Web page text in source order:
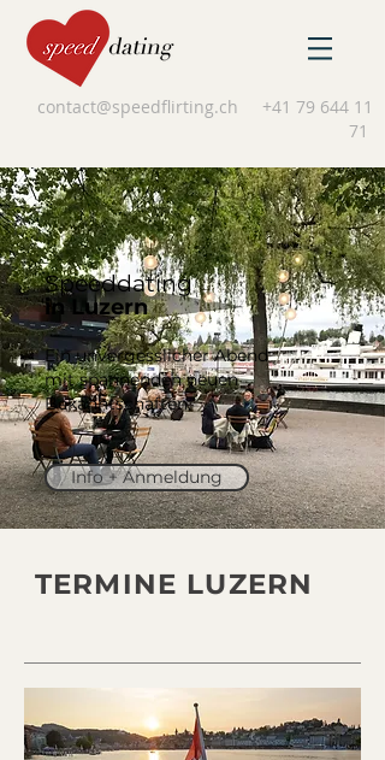
contact@speedflirting.ch
+41 79 644 11
71
Speeddating
in Luzern
Ein unvergesslicher Abend
mit spannenden neuen
Bekanntschaften.
Info + Anmeldung
TERMINE LUZERN